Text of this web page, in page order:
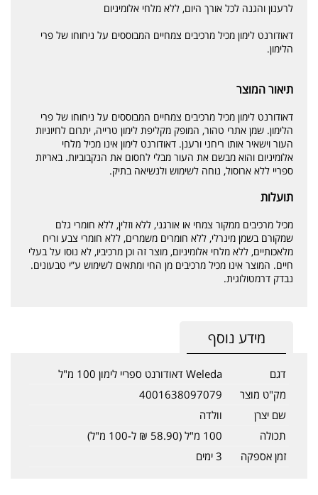
לרענון והגנה לכל אורך היום, ללא מלחי אלומיניום
דאודורנט לימון מכיל מרכיבים צמחיים המבוססים על ניחוחו של פרי
הלימון.
תיאור המוצר
דאודורנט לימון מכיל מרכיבים צמחיים המבוססים על ניחוחו של פרי
הלימון. שמן אתרי טהור, המופק מקליפת לימון טרייה, יתרום לחיוניות
העור וישאיר אותו ריחני ורענן. דאודורנט לימון אינו מכיל מלחי
אלומיניום והוא מבשם את העור מבלי לחסום את הנקבוביות. באריזת
ספריי ללא ארוסול, נוחה לשימוש ולנשיאה בתיק.
תועלות
מכיל מרכיבים ממקור צמחי או אורגני, ללא וזלין, ללא חומרי גלם
שמקורם בשמן מינרלי, ללא חומרים משמרים, ללא חומרי צבע וריח
מלאכותיים, ללא מלחי אלומיניום, מוצר זה וכן מרכיביו, לא נוסו על בעלי
חיים. המוצר אינו מכיל מרכיבים מן החי ומתאים לשימוש ע”י טבעונים.
נבדק דרמטולוגית.
מידע נוסף
דגם
Weleda דאודורנט ספריי לימון 100 מ"ל
מק"ט מוצר
4001638097079
שם יצרן
וולדה
תכולה
100 מ"ל (58.90 ₪ ל-100 מ"ל)
זמן אספקה
3 ימים